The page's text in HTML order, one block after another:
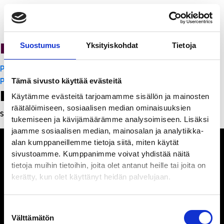
Suostumus Yksityiskohdat Tietoja
Tämä sivusto käyttää evästeitä
Käytämme evästeitä tarjoamamme sisällön ja mainosten
räätälöimiseen, sosiaalisen median ominaisuuksien
tukemiseen ja kävijämäärämme analysoimiseen. Lisäksi
jaamme sosiaalisen median, mainosalan ja analytiikka-
alan kumppaneillemme tietoja siitä, miten käytät
sivustoamme. Kumppanimme voivat yhdistää näitä
tietoja muihin tietoihin, joita olet antanut heille tai joita on
kerätty, kun olet käyttänyt heidän palvelujaan.
valinta
Välttämätön
PanchoVilla
Artikkelien
selaus
PanchoVilla
PanchoVilla
Leave a Reply
Sinun täytyy kirjautua sisään